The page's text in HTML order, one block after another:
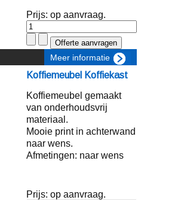
Prijs: op aanvraag.
Meer informatie
Koffiemeubel Koffiekast
Koffiemeubel gemaakt
van onderhoudsvrij
materiaal.
Mooie print in achterwand
naar wens.
Afmetingen: naar wens
Prijs: op aanvraag.